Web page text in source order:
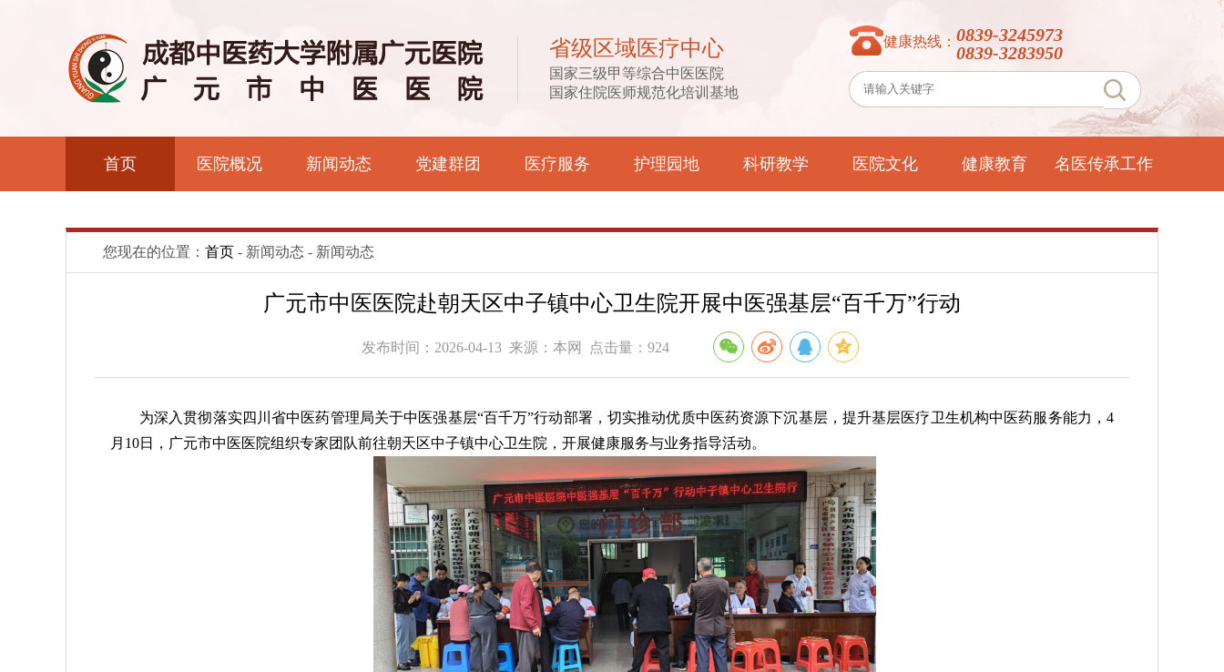
省级区域医疗中心
国家三级甲等综合中医医院
国家住院医师规范化培训基地
健康热线： 0839-3245973
0839-3283950
首页 医院概况 新闻动态 党建群团 医疗服务 护理园地 科研教学 医院文化 健康教育 名医传承工作
您现在的位置： 首页 - 新闻动态 - 新闻动态
广元市中医医院赴朝天区中子镇中心卫生院开展中医强基层“百千万”行动
发布时间：2026-04-13 来源：本网 点击量：924
为深入贯彻落实四川省中医药管理局关于中医强基层“百千万”行动部署，切实推动优质中医药资源下沉基层，提升基层医疗卫生机构中医药服务能力，4
月 10日，广元市中医医院组织专家团队前往朝天区中子镇中心卫生院，开展健康服务与业务指导活动。